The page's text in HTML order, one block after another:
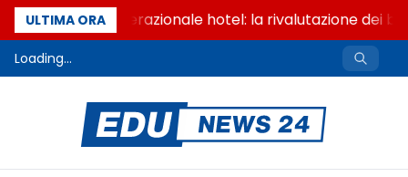
ULTIMA ORA
Passaggio generazionale hotel: la rivalutazione dei
Loading...